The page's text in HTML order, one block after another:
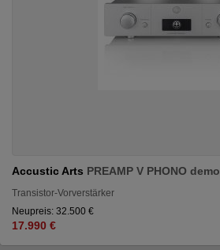
Accustic Arts PREAMP V PHONO demo
Transistor-Vorverstärker
Neupreis: 32.500 €
17.990 €